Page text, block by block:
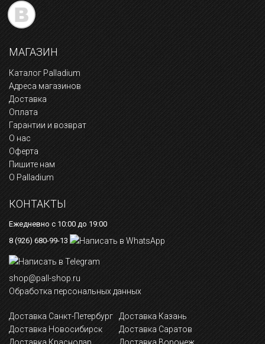
МАГАЗИН
Каталог Palladium
Адреса магазинов
Доставка
Оплата
Гарантии и возврат
О нас
Оферта
Пишите нам
О Palladium
КОНТАКТЫ
Ежедневно с 10:00 до 19:00
8 (926) 680-99-13
shop@pall-shop.ru
Обработка персональных данных
Доставка Санкт-Петербург
Доставка Новосибирск
Доставка Казань
Доставка Саратов